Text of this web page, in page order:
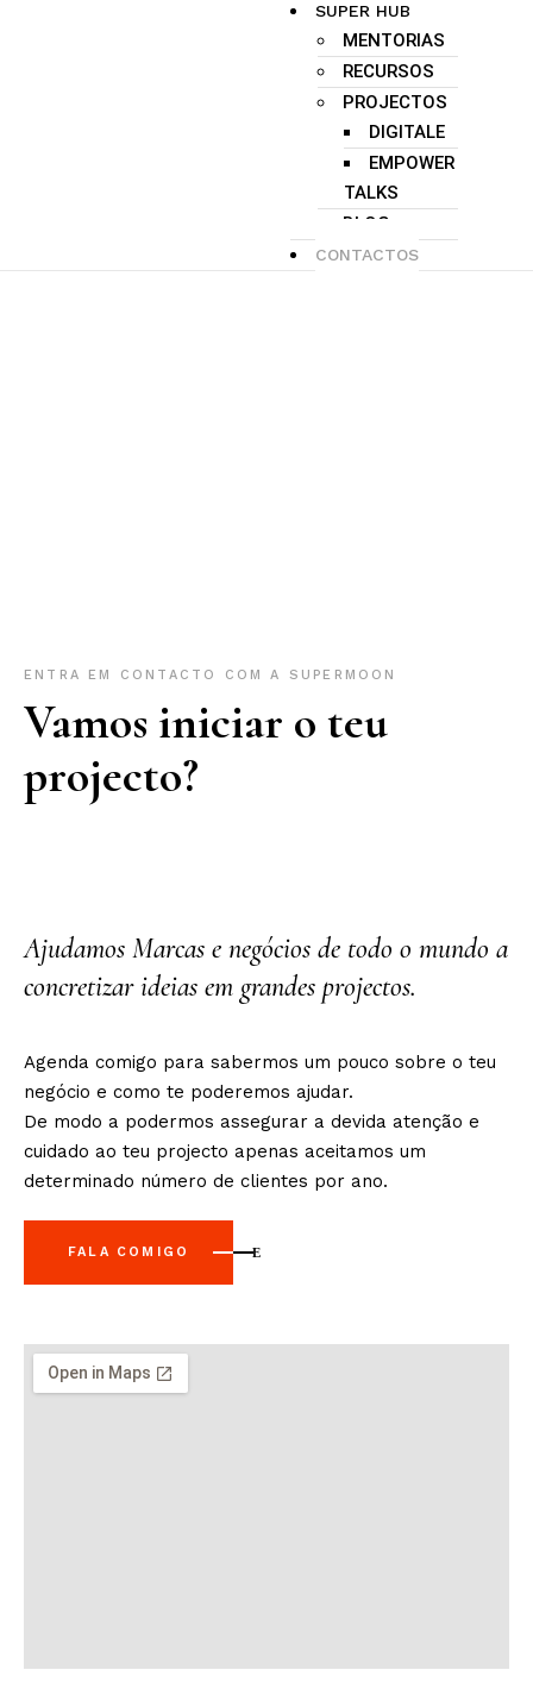
SUPER HUB
MENTORIAS
RECURSOS
PROJECTOS
DIGITALE
EMPOWER
TALKS
BLOG
CONTACTOS
ENTRA EM CONTACTO COM A SUPERMOON
Vamos iniciar o teu
projecto?
Ajudamos Marcas e negócios de todo o mundo a
concretizar ideias em grandes projectos.
Agenda comigo para sabermos um pouco sobre o teu
negócio e como te poderemos ajudar.
De modo a podermos assegurar a devida atenção e
cuidado ao teu projecto apenas aceitamos um
determinado número de clientes por ano.
FALA COMIGO